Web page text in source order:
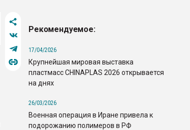
Рекомендуемое:
17/04/2026
Крупнейшая мировая выставка
пластмасс CHINAPLAS 2026 открывается
на днях
26/03/2026
Военная операция в Иране привела к
подорожанию полимеров в РФ